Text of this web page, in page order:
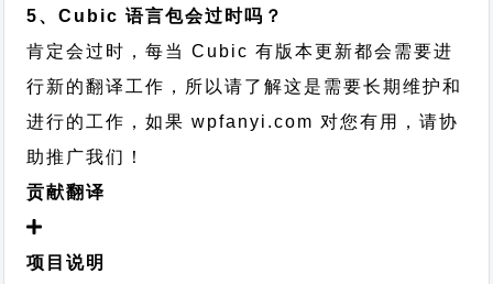
5、Cubic 语言包会过时吗？
肯定会过时，每当 Cubic 有版本更新都会需要进
行新的翻译工作，所以请了解这是需要长期维护和
进行的工作，如果 wpfanyi.com 对您有用，请协
助推广我们！
贡献翻译
项目说明